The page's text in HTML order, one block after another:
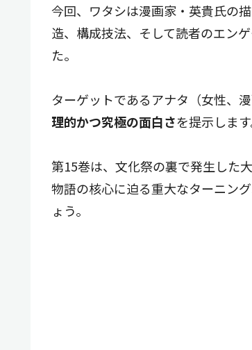
今回、ワタシは漫画家・英貴氏の
造、構成技法、そして読者のエン
た。
ターゲットであるアナタ（女性、
理的かつ究極の面白さを提示します
第15巻は、文化祭の裏で発生した
物語の核心に迫る重大なターニン
ょう。